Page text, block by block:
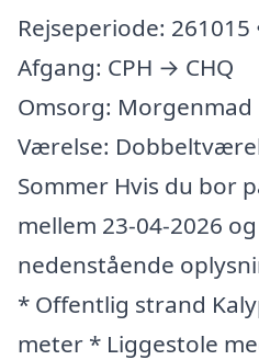
Rejseperiode:
Afgang: CPH → CHQ
Omsorg: Morgenmad
Værelse:
Sommer Hvis du bor
mellem 23-04-2026
nedenstående
* Offentlig strand
meter * Liggestole